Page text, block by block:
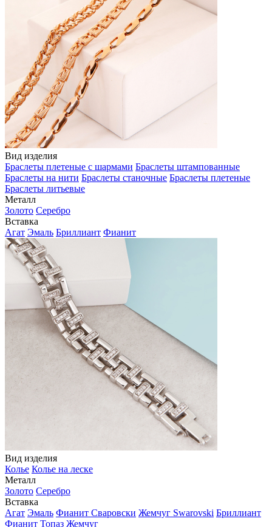
Вид изделия
Браслеты плетеные с шармами Браслеты штампованные
Браслеты на нити Браслеты станочные Браслеты плетеные
Браслеты литьевые
Металл
Золото Серебро
Вставка
Агат Эмаль Бриллиант Фианит
Вид изделия
Колье Колье на леске
Металл
Золото Серебро
Вставка
Агат Эмаль Фианит Сваровски Жемчуг Swarovski Бриллиант
Фианит Топаз Жемчуг